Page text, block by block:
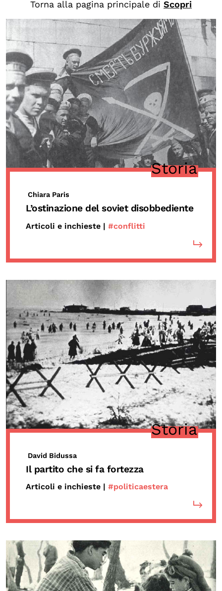
Biblioteca
Mostre digitali
I CONTENUTI
Osservatori di ricerca
Progetti Nazionali
Progetti Internazionali
Pubblicazioni
Storie di Resistenza, ottant’anni dopo
Calendario civile
Podcast
Under25
Classici del Pensiero Politico
Master e Executive Program
Torna alla pagina principale di Scopri
Storia
Chiara Paris
L’ostinazione del soviet disobbediente
Articoli e inchieste | #conflitti
Storia
David Bidussa
Il partito che si fa fortezza
Articoli e inchieste | #politicaestera